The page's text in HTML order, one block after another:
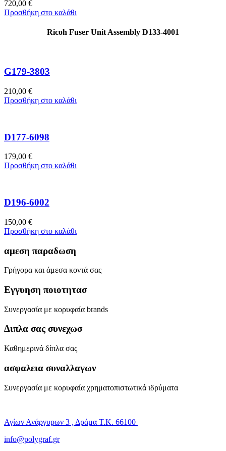
720,00 €
Προσθήκη στο καλάθι
Ricoh Fuser Unit Assembly D133-4001
G179-3803
210,00 €
Προσθήκη στο καλάθι
D177-6098
179,00 €
Προσθήκη στο καλάθι
D196-6002
150,00 €
Προσθήκη στο καλάθι
αμεση παραδωση
Γρήγορα και άμεσα κοντά σας
Εγγυηση ποιοτητασ
Συνεργασία με κορυφαία brands
Διπλα σας συνεχωσ
Καθημερινά δίπλα σας
ασφαλεια συναλλαγων
Συνεργασία με κορυφαία χρηματοπιστωτικά ιδρύματα
Αγίων Ανάργυρων 3 , Δράμα Τ.Κ. 66100
info@polygraf.gr